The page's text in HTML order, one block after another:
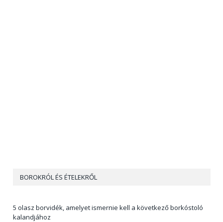
BOROKRÓL ÉS ÉTELEKRŐL
5 olasz borvidék, amelyet ismernie kell a következő borkóstoló
kalandjához